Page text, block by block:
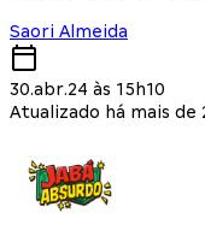
Saori Almeida
30.abr.24 às 15h10
Atualizado há mais de